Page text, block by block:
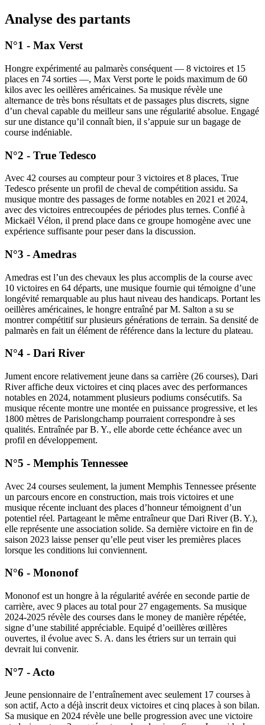
Analyse des partants
N°1 - Max Verst
Hongre expérimenté au palmarès conséquent — 8 victoires et 15
places en 74 sorties —, Max Verst porte le poids maximum de 60
kilos avec les oeillères américaines. Sa musique révèle une
alternance de très bons résultats et de passages plus discrets, signe
d’un cheval capable du meilleur sans une régularité absolue. Engagé
sur une distance qu’il connaît bien, il s’appuie sur un bagage de
course indéniable.
N°2 - True Tedesco
Avec 42 courses au compteur pour 3 victoires et 8 places, True
Tedesco présente un profil de cheval de compétition assidu. Sa
musique montre des passages de forme notables en 2021 et 2024,
avec des victoires entrecoupées de périodes plus ternes. Confié à
Mickaël Vélon, il prend place dans ce groupe homogène avec une
expérience suffisante pour peser dans la discussion.
N°3 - Amedras
Amedras est l’un des chevaux les plus accomplis de la course avec
10 victoires en 64 départs, une musique fournie qui témoigne d’une
longévité remarquable au plus haut niveau des handicaps. Portant les
oeillères américaines, le hongre entraîné par M. Salton a su se
montrer compétitif sur plusieurs générations de terrain. Sa densité de
palmarès en fait un élément de référence dans la lecture du plateau.
N°4 - Dari River
Jument encore relativement jeune dans sa carrière (26 courses), Dari
River affiche deux victoires et cinq places avec des performances
notables en 2024, notamment plusieurs podiums consécutifs. Sa
musique récente montre une montée en puissance progressive, et les
1800 mètres de Parislongchamp pourraient correspondre à ses
qualités. Entraînée par B. Y., elle aborde cette échéance avec un
profil en développement.
N°5 - Memphis Tennessee
Avec 24 courses seulement, la jument Memphis Tennessee présente
un parcours encore en construction, mais trois victoires et une
musique récente incluant des places d’honneur témoignent d’un
potentiel réel. Partageant le même entraîneur que Dari River (B. Y.),
elle représente une association solide. Sa dernière victoire en fin de
saison 2023 laisse penser qu’elle peut viser les premières places
lorsque les conditions lui conviennent.
N°6 - Mononof
Mononof est un hongre à la régularité avérée en seconde partie de
carrière, avec 9 places au total pour 27 engagements. Sa musique
2024-2025 révèle des courses dans le money de manière répétée,
signe d’une stabilité appréciable. Equipé d’oeillères œillères
ouvertes, il évolue avec S. A. dans les étriers sur un terrain qui
devrait lui convenir.
N°7 - Acto
Jeune pensionnaire de l’entraînement avec seulement 17 courses à
son actif, Acto a déjà inscrit deux victoires et cinq places à son bilan.
Sa musique en 2024 révèle une belle progression avec une victoire